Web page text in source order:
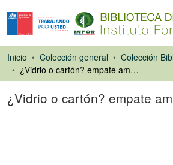
Inicio Colección general
Colección
¿Vidrio o cartón? empate ambiental
¿Vidrio o cartón? empate